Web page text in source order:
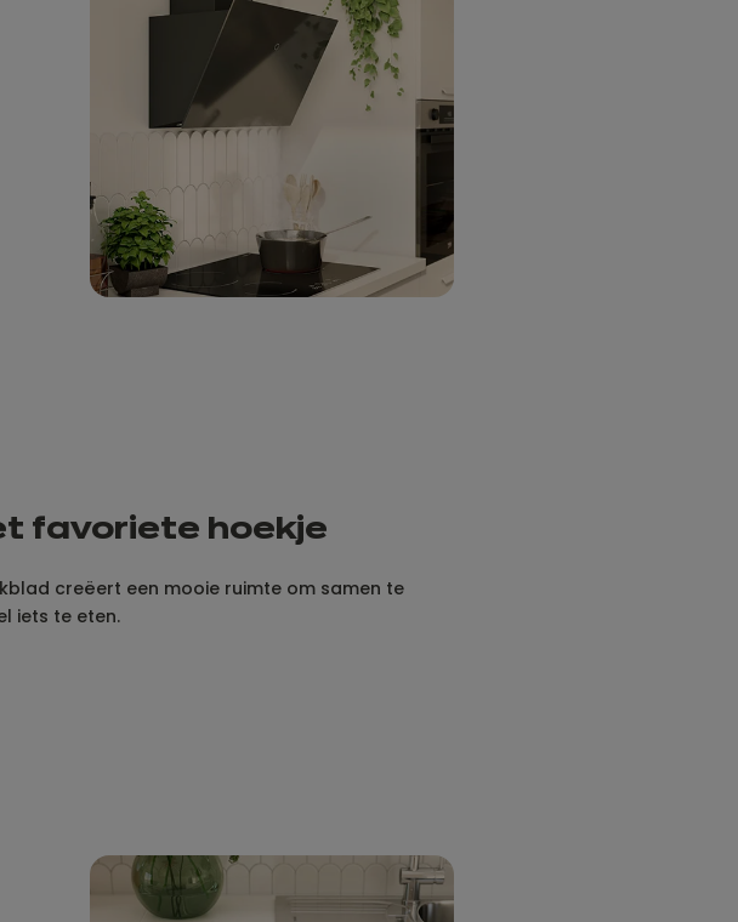
favoriete hoekje
creëert een mooie ruimte om samen te
iets te eten.